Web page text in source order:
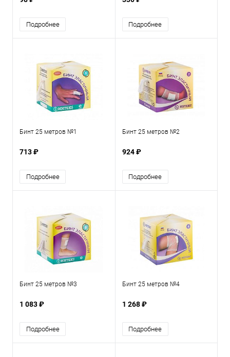
Подробнее Подробнее
Бинт 25 метров №1
713 ₽
Подробнее
Бинт 25 метров №2
924 ₽
Подробнее
Бинт 25 метров №3
1 083 ₽
Подробнее
Бинт 25 метров №4
1 268 ₽
Подробнее